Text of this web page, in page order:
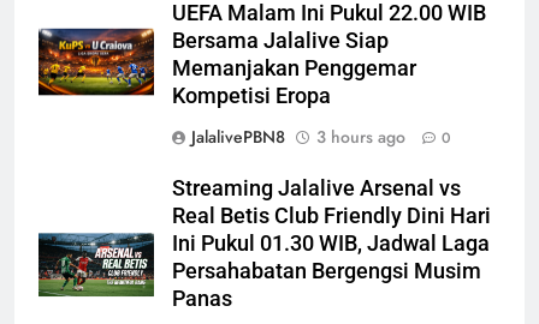
UEFA Malam Ini Pukul 22.00 WIB
Bersama Jalalive Siap
Memanjakan Penggemar
Kompetisi Eropa
JalalivePBN8
3 hours ago 0
Streaming Jalalive Arsenal vs
Real Betis Club Friendly Dini Hari
Ini Pukul 01.30 WIB, Jadwal Laga
Persahabatan Bergengsi Musim
Panas